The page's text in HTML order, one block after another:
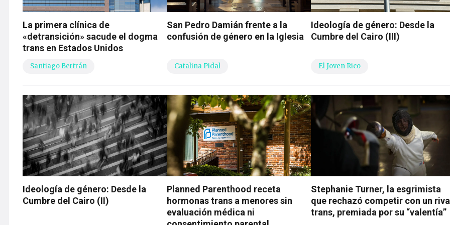
La primera clínica de
«detransición» sacude el dogma
trans en Estados Unidos
Santiago Bertrán
San Pedro Damián frente a la
confusión de género en la Iglesia
Catalina Pidal
Ideología de género: Desde la
Cumbre del Cairo (III)
El Joven Rico
Ideología de género: Desde la
Cumbre del Cairo (II)
Planned Parenthood receta
hormonas trans a menores sin
evaluación médica ni
Stephanie Turner, la esgrimista
que rechazó competir con un
trans, premiada por su “valentía”